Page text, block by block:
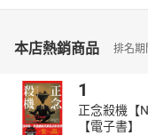
葉庭均｜樂壇新生代爵
本店熱銷商品 排名
1
正念殺機【
【電子書】